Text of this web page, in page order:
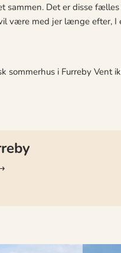
Det er disse
være med jer længe efter, I
sommerhus i Furreby